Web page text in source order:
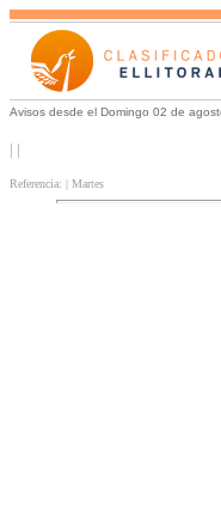
Avisos desde el Domingo 02 de
| |
Referencia: | Martes